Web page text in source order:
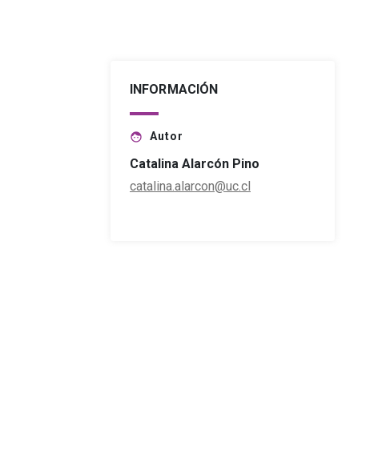
INFORMACIÓN
face Autor
Catalina Alarcón Pino
catalina.alarcon@uc.cl